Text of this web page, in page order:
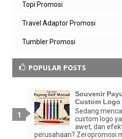
Topi Promosi
Travel Adaptor Promosi
Tumbler Promosi
POPULAR POSTS
Souvenir
Custom Logo
Sedang
custom logo
awet, dan
perusahaan? Zeropromosi